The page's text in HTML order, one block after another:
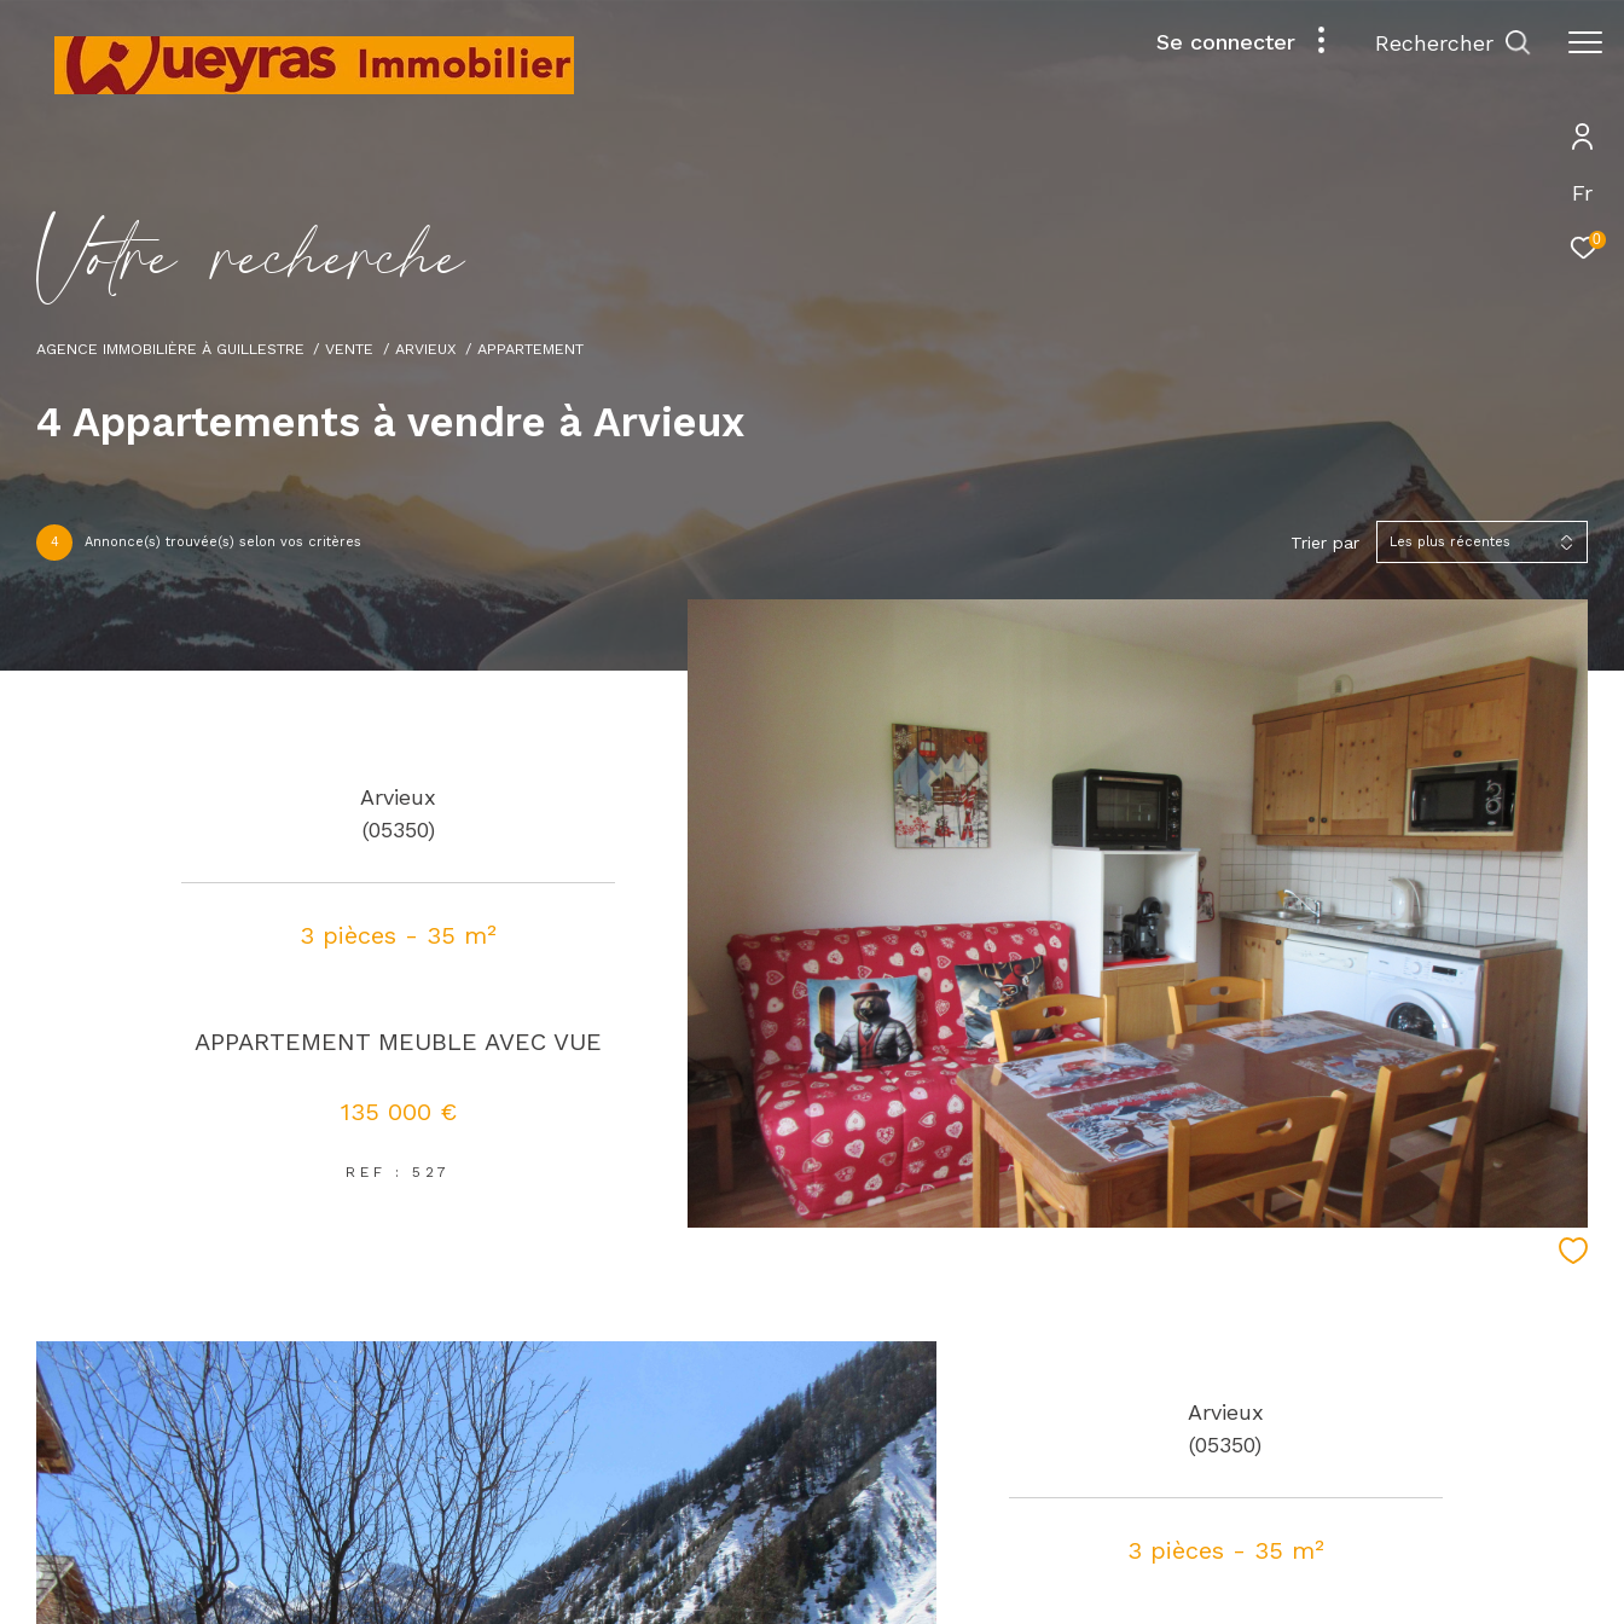
Fr
0
Se connecter rechercher
Votre recherche
AGENCE IMMOBILIÈRE À GUILLESTRE VENTE ARVIEUX APPARTEMENT
4 Appartements à vendre à Arvieux
4 Annonce(s) trouvée(s) selon vos critères Trier par Les plus récentes
Arvieux
(05350)
3 pièces - 35 m²
APPARTEMENT MEUBLE AVEC VUE
135 000 €
REF : 527
Arvieux
(05350)
3 pièces - 35 m²